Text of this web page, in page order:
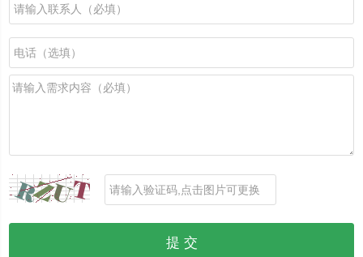
铁 Fe： 0.4 0
5056无缝铝管力学性能
抗拉强度（σb ） ：170～305MPa
屈服强度 σ0.2 (MPa)≥65
弹性模量（E）： 69.3～70.7Gpa
退火温度为：345℃。